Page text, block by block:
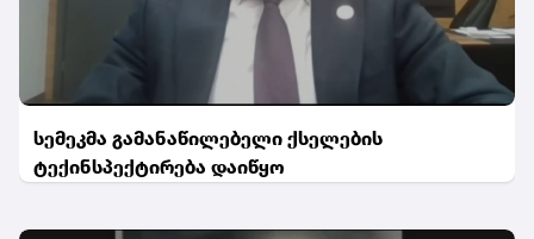
სემეკმა გამანაწილებელი ქსელების
ტექინსპექტირება დაიწყო